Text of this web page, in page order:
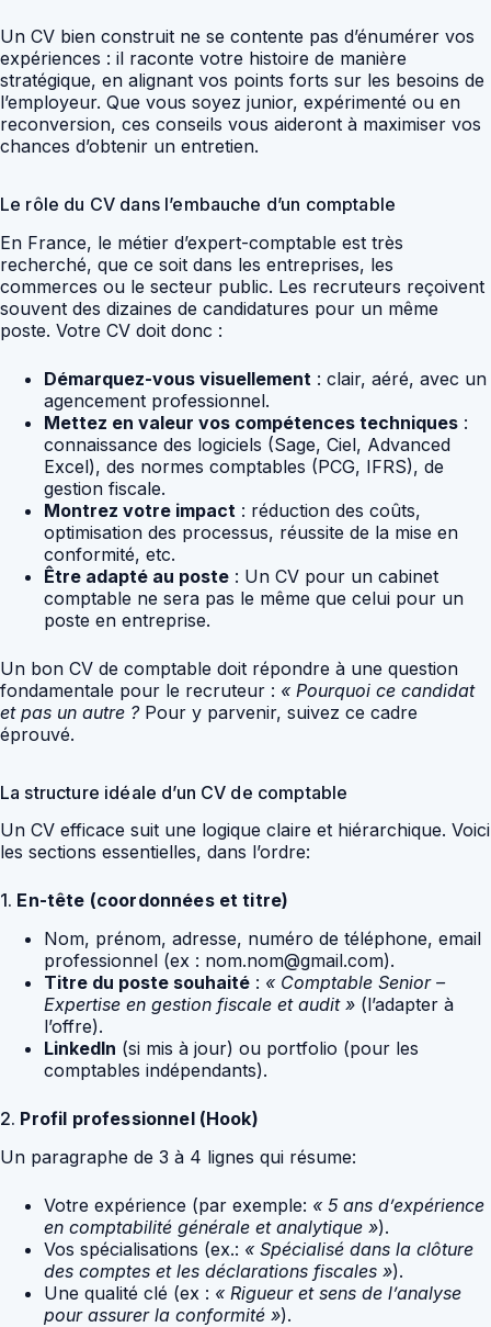
Un CV bien construit ne se contente pas d’énumérer vos
expériences : il raconte votre histoire de manière
stratégique, en alignant vos points forts sur les besoins de
l’employeur. Que vous soyez junior, expérimenté ou en
reconversion, ces conseils vous aideront à maximiser vos
chances d’obtenir un entretien.
Le rôle du CV dans l’embauche d’un comptable
En France, le métier d’expert-comptable est très
recherché, que ce soit dans les entreprises, les
commerces ou le secteur public. Les recruteurs reçoivent
souvent des dizaines de candidatures pour un même
poste. Votre CV doit donc :
Démarquez-vous visuellement : clair, aéré, avec un
agencement professionnel.
Mettez en valeur vos compétences techniques :
connaissance des logiciels (Sage, Ciel, Advanced
Excel), des normes comptables (PCG, IFRS), de
gestion fiscale.
Montrez votre impact : réduction des coûts,
optimisation des processus, réussite de la mise en
conformité, etc.
Être adapté au poste : Un CV pour un cabinet
comptable ne sera pas le même que celui pour un
poste en entreprise.
Un bon CV de comptable doit répondre à une question
fondamentale pour le recruteur : « Pourquoi ce candidat
et pas un autre ?Pour y parvenir, suivez ce cadre
éprouvé.
La structure idéale d’un CV de comptable
Un CV efficace suit une logique claire et hiérarchique. Voici
les sections essentielles, dans l’ordre:
1. En-tête (coordonnées et titre)
Nom, prénom, adresse, numéro de téléphone, email
professionnel (ex : nom.nom@gmail.com).
Titre du poste souhaité : « Comptable Senior –
Expertise en gestion fiscale et audit » (l’adapter à
l’offre).
LinkedIn (si mis à jour) ou portfolio (pour les
comptables indépendants).
2. Profil professionnel (Hook)
Un paragraphe de 3 à 4 lignes qui résume:
Votre expérience (par exemple: « 5 ans d’expérience
en comptabilité générale et analytique »).
Vos spécialisations (ex.: « Spécialisé dans la clôture
des comptes et les déclarations fiscales »).
Une qualité clé (ex : « Rigueur et sens de l’analyse
pour assurer la conformité »).